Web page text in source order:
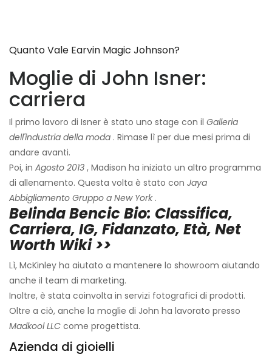
Quanto Vale Earvin Magic Johnson?
Moglie di John Isner:
carriera
Il primo lavoro di Isner è stato uno stage con il Galleria
dell'industria della moda . Rimase lì per due mesi prima di
andare avanti.
Poi, in Agosto 2013 , Madison ha iniziato un altro programma
di allenamento. Questa volta è stato con Jaya
Abbigliamento Gruppo a New York.
Belinda Bencic Bio: Classifica,
Carriera, IG, Fidanzato, Età, Net
Worth Wiki >>
Lì, McKinley ha aiutato a mantenere lo showroom aiutando
anche il team di marketing.
Inoltre, è stata coinvolta in servizi fotografici di prodotti.
Oltre a ciò, anche la moglie di John ha lavorato presso
Madkool LLC come progettista.
Azienda di gioielli